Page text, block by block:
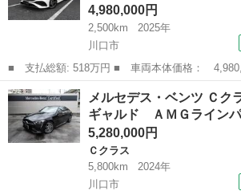
4,980,000円
2,500km
2025年
川口市
■ 支払総額: 518万円 ■ 車両本体価格： 4,980,000 円 ■ メーカー
名： メルセデス・ベンツ ■ 車種名： Ａクラ
ド名： Ａ２００ｄ セダン ＡＭＧラインパッ
保証２年・...
埼玉 川口市 ベンツ（メルセデス）
メルセデス・ベンツ Ｃク
ギャルド ＡＭＧライン
5,280,000円
Ｃクラス
5,800km
2024年
川口市